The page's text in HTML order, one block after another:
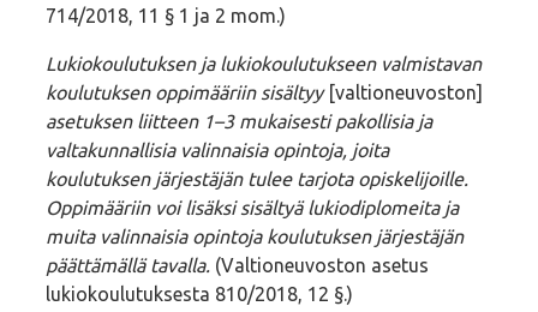
714/2018, 11 § 1 ja 2 mom.)
Lukiokoulutuksen ja lukiokoulutukseen valmistavan
koulutuksen oppimääriin sisältyy [valtioneuvoston]
asetuksen liitteen 1–3 mukaisesti pakollisia ja
valtakunnallisia valinnaisia opintoja, joita
koulutuksen järjestäjän tulee tarjota opiskelijoille.
Oppimääriin voi lisäksi sisältyä lukiodiplomeita ja
muita valinnaisia opintoja koulutuksen järjestäjän
päättämällä tavalla. (Valtioneuvoston asetus
lukiokoulutuksesta 810/2018, 12 §.)